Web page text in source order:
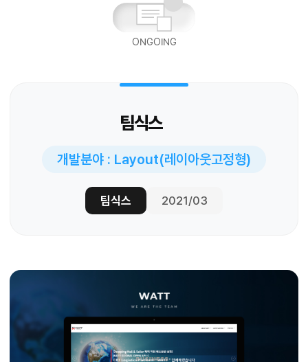
ONGOING
팀식스
개발분야 : Layout(레이아웃고정형)
팀식스 2021/03